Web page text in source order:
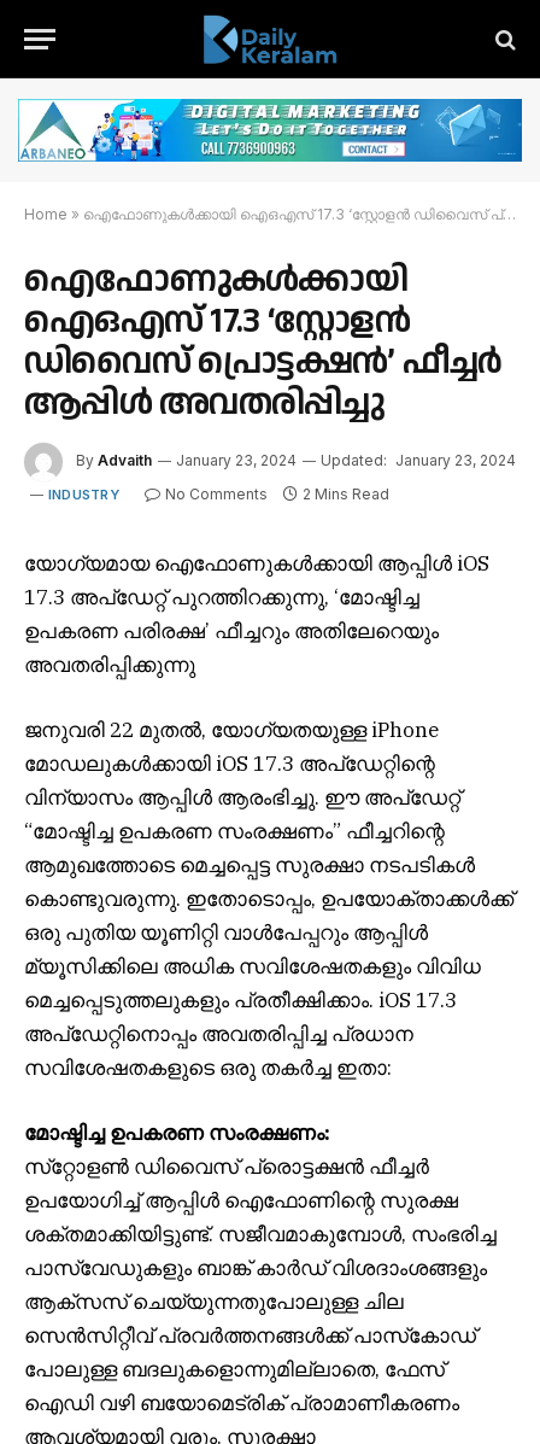
Home » ഐഫോണുകൾക്കായി ഐഒഎസ് 17.3 ‘സ്റ്റോളൻ ഡിവൈസ് പ്രൊട്ടക്ഷൻ’ ഫീച്ചർ ആപ്പിൾ അവതരിപ്പിച്ചു
ഐഫോണുകൾക്കായി
ഐഒഎസ് 17.3 ‘സ്റ്റോളൻ
ഡിവൈസ് പ്രൊട്ടക്ഷൻ’ ഫീച്ചർ
ആപ്പിൾ അവതരിപ്പിച്ചു
By Advaith January 23, 2024 Updated: January 23, 2024
INDUSTRY No Comments 2 Mins Read
യോഗ്യമായ ഐഫോണുകൾക്കായി ആപ്പിൾ iOS
17.3 അപ്‌ഡേറ്റ് പുറത്തിറക്കുന്നു, ‘മോഷ്ടിച്ച
ഉപകരണ പരിരക്ഷ’ ഫീച്ചറും അതിലേറെയും
അവതരിപ്പിക്കുന്നു
ജനുവരി 22 മുതൽ, യോഗ്യതയുള്ള iPhone
മോഡലുകൾക്കായി iOS 17.3 അപ്‌ഡേറ്റിന്റെ
വിന്യാസം ആപ്പിൾ ആരംഭിച്ചു. ഈ അപ്‌ഡേറ്റ്
“മോഷ്ടിച്ച ഉപകരണ സംരക്ഷണം” ഫീച്ചറിന്റെ
ആമുഖത്തോടെ മെച്ചപ്പെട്ട സുരക്ഷാ നടപടികൾ
കൊണ്ടുവരുന്നു. ഇതോടൊപ്പം, ഉപയോക്താക്കൾക്ക്
ഒരു പുതിയ യൂണിറ്റി വാൾപേപ്പറും ആപ്പിൾ
മ്യൂസിക്കിലെ അധിക സവിശേഷതകളും വിവിധ
മെച്ചപ്പെടുത്തലുകളും പ്രതീക്ഷിക്കാം. iOS 17.3
അപ്‌ഡേറ്റിനൊപ്പം അവതരിപ്പിച്ച പ്രധാന
സവിശേഷതകളുടെ ഒരു തകർച്ച ഇതാ:
മോഷ്ടിച്ച ഉപകരണ സംരക്ഷണം:
സ്‌റ്റോളൺ ഡിവൈസ് പ്രൊട്ടക്ഷൻ ഫീച്ചർ
ഉപയോഗിച്ച് ആപ്പിൾ ഐഫോണിന്റെ സുരക്ഷ
ശക്തമാക്കിയിട്ടുണ്ട്. സജീവമാകുമ്പോൾ, സംഭരിച്ച
പാസ്‌വേഡുകളും ബാങ്ക് കാർഡ് വിശദാംശങ്ങളും
ആക്‌സസ് ചെയ്യുന്നതുപോലുള്ള ചില
സെൻസിറ്റീവ് പ്രവർത്തനങ്ങൾക്ക് പാസ്‌കോഡ്
പോലുള്ള ബദലുകളൊന്നുമില്ലാതെ, ഫേസ്
ഐഡി വഴി ബയോമെട്രിക് പ്രാമാണീകരണം
ആവശ്യമായി വരും. സുരക്ഷാ